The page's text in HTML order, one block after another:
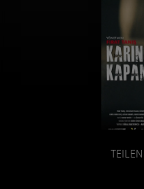
TEILEN